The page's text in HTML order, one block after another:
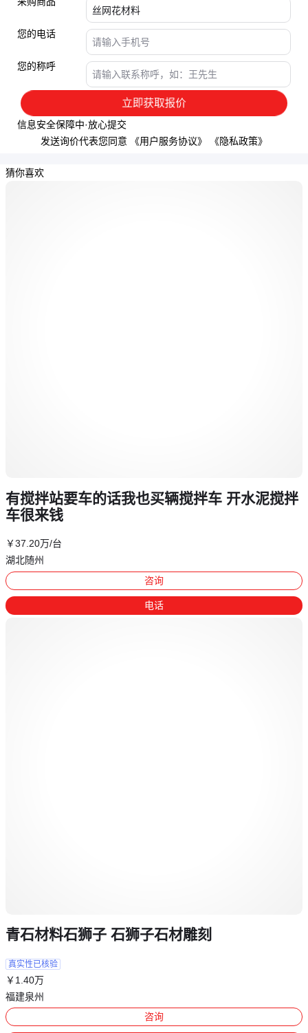
您的电话
您的称呼
立即获取报价
信息安全保障中·放心提交
发送询价代表您同意 《用户服务协议》 《隐私政策》
猜你喜欢
有搅拌站要车的话我也买辆搅拌车 开水泥搅拌
车很来钱
￥37 .20万/台
湖北随州
咨询
电话
青石材料石狮子 石狮子石材雕刻
真实性已核验
￥ 1 .40万
福建泉州
咨询